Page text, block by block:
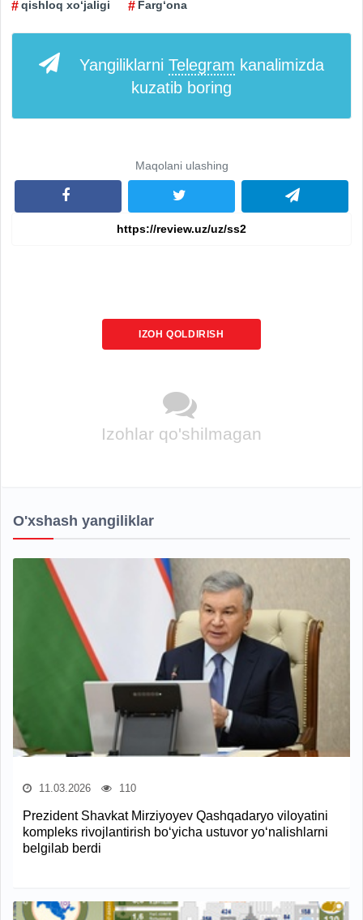
qishloq xo‘jaligi Farg‘ona
Yangiliklarni Telegram kanalimizda
kuzatib boring
Maqolani ulashing
IZOH QOLDIRISH
Izohlar qo'shilmagan
O'xshash yangiliklar
11.03.2026 110
Prezident Shavkat Mirziyoyev Qashqadaryo viloyatini
kompleks rivojlantirish bo‘yicha ustuvor yo‘nalishlarni
belgilab berdi